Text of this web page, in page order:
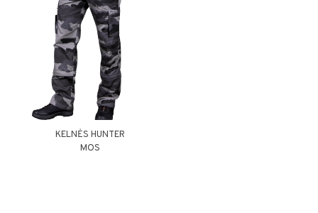
KELNĖS HUNTER
MOS